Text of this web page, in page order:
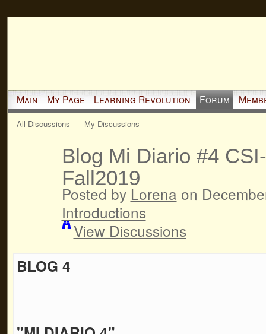
Main My Page Learning Revolution Forum
All Discussions My Discussions
Blog Mi Diario #4
Fall2019
Posted by Lorena on
Introductions
View Discussions
BLOG 4